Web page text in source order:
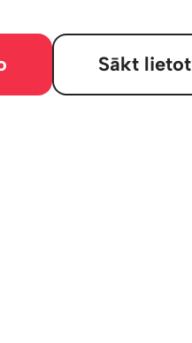
Sākt lietot